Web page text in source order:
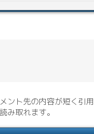
ント先の内容が短く引
み取れます。